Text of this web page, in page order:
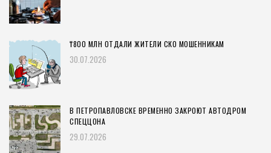
₸800 МЛН ОТДАЛИ ЖИТЕЛИ СКО МОШЕННИКАМ
30.07.2026
В ПЕТРОПАВЛОВСКЕ ВРЕМЕННО ЗАКРОЮТ АВТОДРОМ
СПЕЦЦОНА
29.07.2026